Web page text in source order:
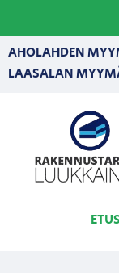
AHOLAHDEN
LAASALAN